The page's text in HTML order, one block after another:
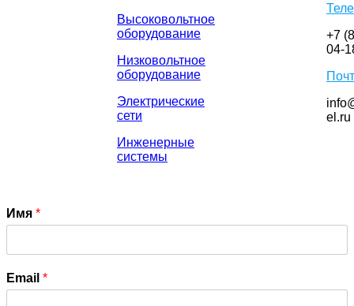
Высоковольтное
оборудование
Низковольтное
оборудование
Электрические
сети
Инженерные
системы
+7
04-
el.ru
Имя *
Email *